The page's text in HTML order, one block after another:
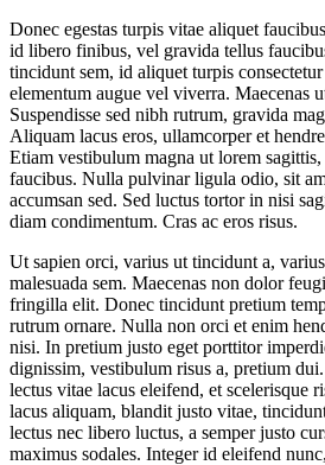
Donec egestas turpis vitae aliquet
id libero finibus, vel gravida tellus
tincidunt sem, id aliquet turpis
elementum augue vel viverra. Maecenas
Suspendisse sed nibh rutrum, gravida
Aliquam lacus eros, ullamcorper et
Etiam vestibulum magna ut lorem sagittis,
faucibus. Nulla pulvinar ligula odio, sit
accumsan sed. Sed luctus tortor in nisi
diam condimentum. Cras ac eros risus.
Ut sapien orci, varius ut tincidunt a,
malesuada sem. Maecenas non dolor
fringilla elit. Donec tincidunt pretium
rutrum ornare. Nulla non orci et enim
nisi. In pretium justo eget porttitor
dignissim, vestibulum risus a, pretium
lectus vitae lacus eleifend, et scelerisque
lacus aliquam, blandit justo vitae,
lectus nec libero luctus, a semper justo
maximus sodales. Integer id eleifend